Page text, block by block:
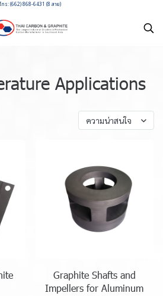
โทร: (662) 868-6431 (8 สาย)
Applications
ความน่าสนใจ
Graphite Shafts and
Impellers for Aluminum